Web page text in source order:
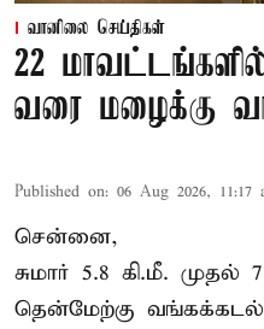
வானிலை செய்திகள்
22
வரை மழைக்கு
Published on: 06 Aug 2026, 11:17
சென்னை,
சுமார் 5.8 கி.மீ.
தென்மேற்கு வங்கக்கடல்